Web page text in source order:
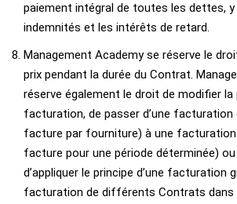
paiement intégral de toutes les dettes,
indemnités et les intérêts de retard.
Management Academy se réserve le
prix pendant la durée du Contrat.
réserve également le droit de modifier la
facturation, de passer d’une facturation
facture par fourniture) à une
facture pour une période déterminée)
d’appliquer le principe d’une facturation
facturation de différents Contrats dans